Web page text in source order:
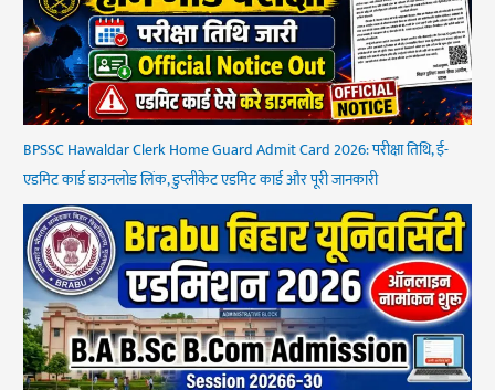
BPSSC Hawaldar Clerk Home Guard Admit Card 2026: परीक्षा तिथि, ई-
एडमिट कार्ड डाउनलोड लिंक, डुप्लीकेट एडमिट कार्ड और पूरी जानकारी